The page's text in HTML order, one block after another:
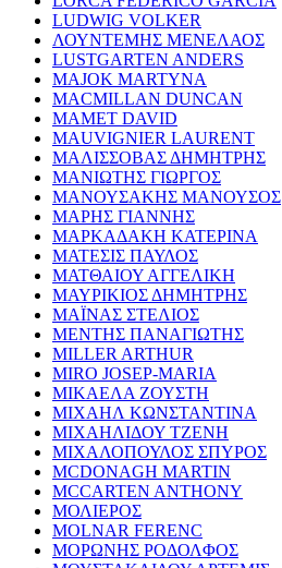
LUDWIG VOLKER
ΛΟΥΝΤΕΜΗΣ ΜΕΝΕΛΑΟΣ
LUSTGARTEN ANDERS
MAJOK MARTYNA
MACMILLAN DUNCAN
MAMET DAVID
MAUVIGNIER LAURENT
ΜΑΛΙΣΣΟΒΑΣ ΔΗΜΗΤΡΗΣ
ΜΑΝΙΩΤΗΣ ΓΙΩΡΓΟΣ
ΜΑΝΟΥΣΑΚΗΣ ΜΑΝΟΥΣΟΣ
ΜΑΡΗΣ ΓΙΑΝΝΗΣ
ΜΑΡΚΑΔΑΚΗ ΚΑΤΕΡΙΝΑ
ΜΑΤΕΣΙΣ ΠΑΥΛΟΣ
ΜΑΤΘΑΙΟΥ ΑΓΓΕΛΙΚΗ
ΜΑΥΡΙΚΙΟΣ ΔΗΜΗΤΡΗΣ
ΜΑΪΝΑΣ ΣΤΕΛΙΟΣ
ΜΕΝΤΗΣ ΠΑΝΑΓΙΩΤΗΣ
MILLER ARTHUR
MIRO JOSEP-MARIA
ΜΙΚΑΕΛΑ ΖΟΥΣΤΗ
ΜΙΧΑΗΛ ΚΩΝΣΤΑΝΤΙΝΑ
ΜΙΧΑΗΛΙΔΟΥ ΤΖΕΝΗ
ΜΙΧΑΛΟΠΟΥΛΟΣ ΣΠΥΡΟΣ
MCDONAGH MARTIN
MCCARTEN ANTHONY
ΜΟΛΙΕΡΟΣ
MOLNAR FERENC
ΜΟΡΩΝΗΣ ΡΟΔΟΛΦΟΣ